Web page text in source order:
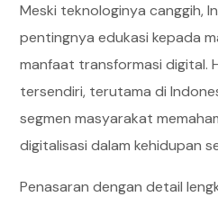
Meski teknologinya canggih,
pentingnya edukasi kepada
manfaat transformasi digital.
tersendiri, terutama di
segmen masyarakat
digitalisasi dalam kehidupan
Penasaran dengan detail